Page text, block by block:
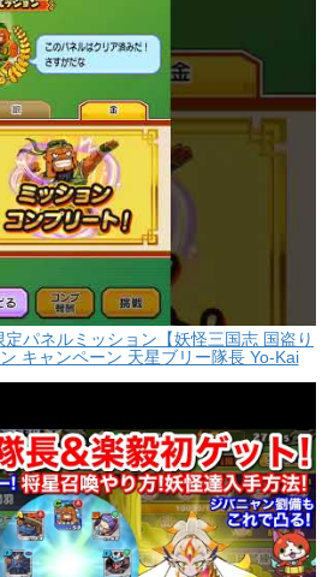
パネルミッション【妖怪三国志 国盗り
キャンペーン 天星ブリー隊長 Yo-Kai